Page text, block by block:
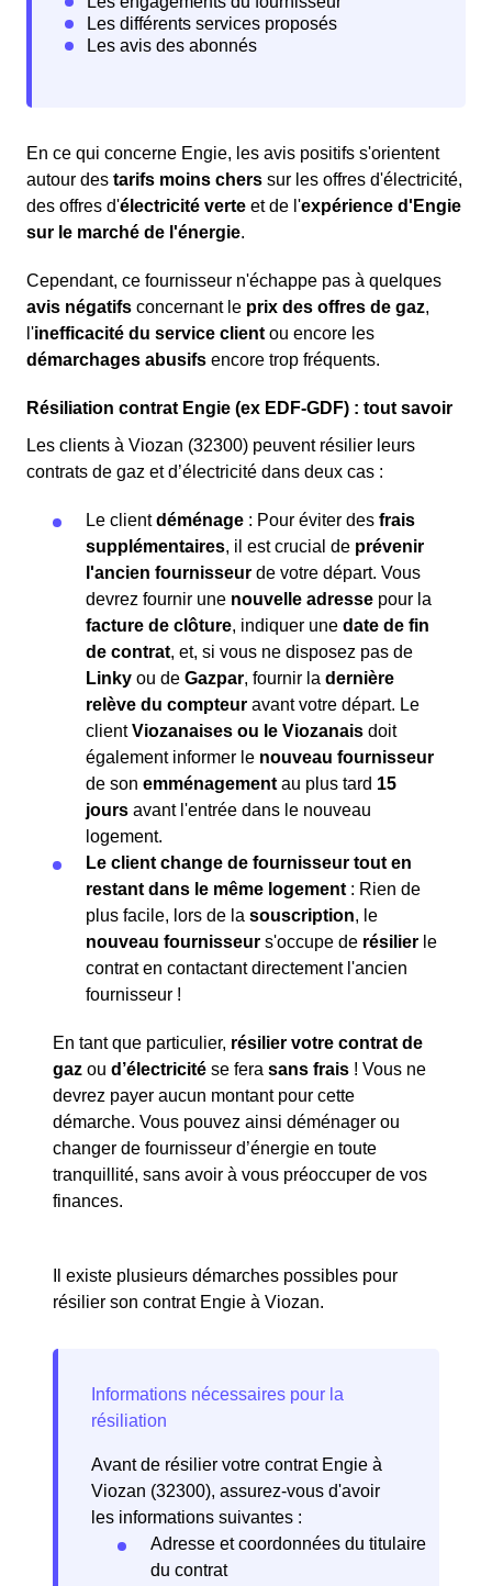
En ce qui concerne Engie, les avis positifs s'orientent
autour des tarifs moins chers sur les offres d'électricité,
des offres d'électricité verte et de l'expérience d'Engie
sur le marché de l'énergie.
Cependant, ce fournisseur n'échappe pas à quelques
avis négatifs concernant le prix des offres de gaz,
l'inefficacité du service client ou encore les
démarchages abusifs encore trop fréquents.
Résiliation contrat Engie (ex EDF-GDF) : tout savoir
Les clients à Viozan (32300) peuvent résilier leurs
contrats de gaz et d’électricité dans deux cas :
Le clientdéménage : Pour éviter des frais
supplémentaires, il est crucial de prévenir
l'ancien fournisseur de votre départ. Vous
devrez fournir une nouvelle adresse pour la
facture de clôture, indiquer une date de fin
de contrat, et, si vous ne disposez pas de
Linky ou de Gazpar, fournir la dernière
relève du compteur avant votre départ. Le
clientViozanaises ou le Viozanais doit
également informer le nouveau fournisseur
de son emménagement au plus tard 15
jours avant l'entrée dans le nouveau
logement.
Le client change de fournisseur tout en
restant dans le même logement : Rien de
plus facile, lors de la souscription, le
nouveau fournisseur s'occupe de résilier le
contrat en contactant directement l'ancien
fournisseur !
En tant que particulier, résilier votre contrat de
gaz ou d’électricité se fera sans frais ! Vous ne
devrez payer aucun montant pour cette
démarche. Vous pouvez ainsi déménager ou
changer de fournisseur d’énergie en toute
tranquillité, sans avoir à vous préoccuper de vos
finances.
Il existe plusieurs démarches possibles pour
résilier son contrat Engie à Viozan.
Avant de résilier votre contrat Engie à
Viozan (32300), assurez-vous d'avoir
les informations suivantes :
Adresse et coordonnées du titulaire
du contrat